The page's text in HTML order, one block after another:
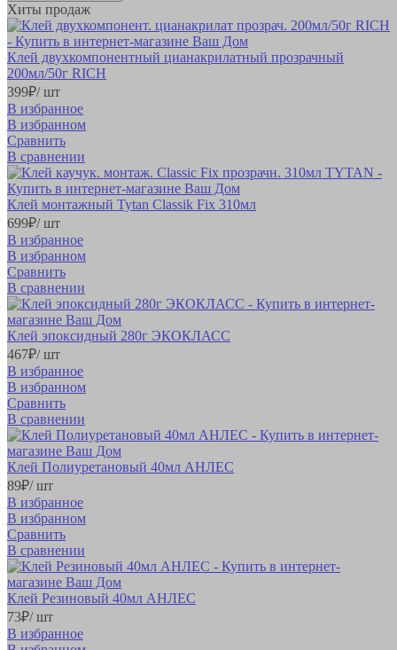
Хиты продаж
Клей двухкомпонентный цианакрилатный прозрачный
200мл/50г RICH
399₽/ шт
В избранное
В избранном
Сравнить
В сравнении
Клей монтажный Tytan Сlassik Fix 310мл
699₽/ шт
В избранное
В избранном
Сравнить
В сравнении
Клей эпоксидный 280г ЭКОКЛАСС
467₽/ шт
В избранное
В избранном
Сравнить
В сравнении
Клей Полиуретановый 40мл АНЛЕС
89₽/ шт
В избранное
В избранном
Сравнить
В сравнении
Клей Резиновый 40мл АНЛЕС
73₽/ шт
В избранное